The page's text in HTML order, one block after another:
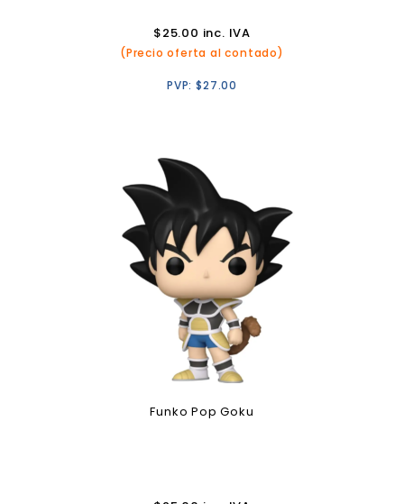
$25.00 inc. IVA
(Precio oferta al contado)
PVP:$27.00
Funko Pop Goku